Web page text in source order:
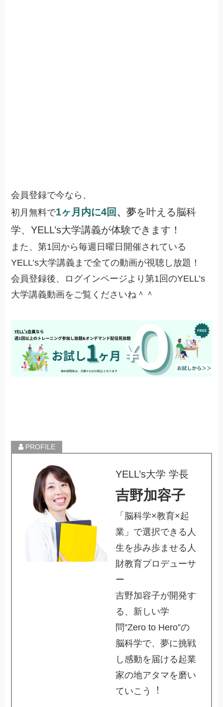
会員登録で今なら、
初月無料で1ヶ月内に4回、夢を叶える脳科
学、YELL’s大学講義が体験できます！
また、第1回から毎週日曜日開催されている
YELL’s大学講義まで全ての動画が視聴し放題！
会員登録後、ログインページより第1回のYELL’s
大学講義動画をご覧くださいね＾＾
YELL’s大学 学長
吉野加容⼦
「脳科学×教育×起
業」で選択できる⼈
⽣を歩み歩ませる⼈
財教育プロデューサ
ー
吉野加容子が開発す
る、新しい学
問”Zero to Hero”の
脳科学で、夢に挑戦
し感動を届ける起業
家の地アタマを磨い
ていこう︕